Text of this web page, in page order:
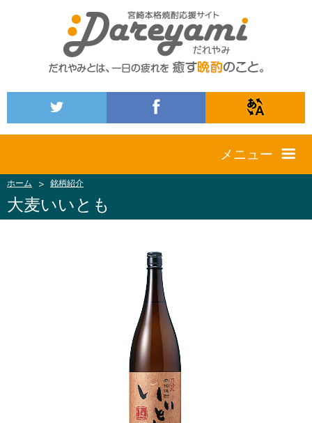
メニュー
ホーム 銘柄紹介
大麦いいとも